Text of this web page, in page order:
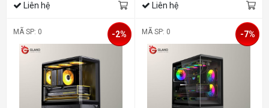
Liên hệ Liên hệ
MÃ SP: 0 -2% MÃ SP: 0 -7%